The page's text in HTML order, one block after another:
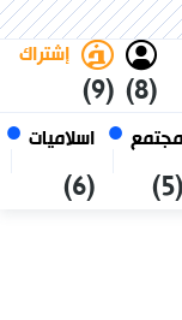
مجتمع
(5)
اسلاميات
(6)
(8)
إشتراك
(9)